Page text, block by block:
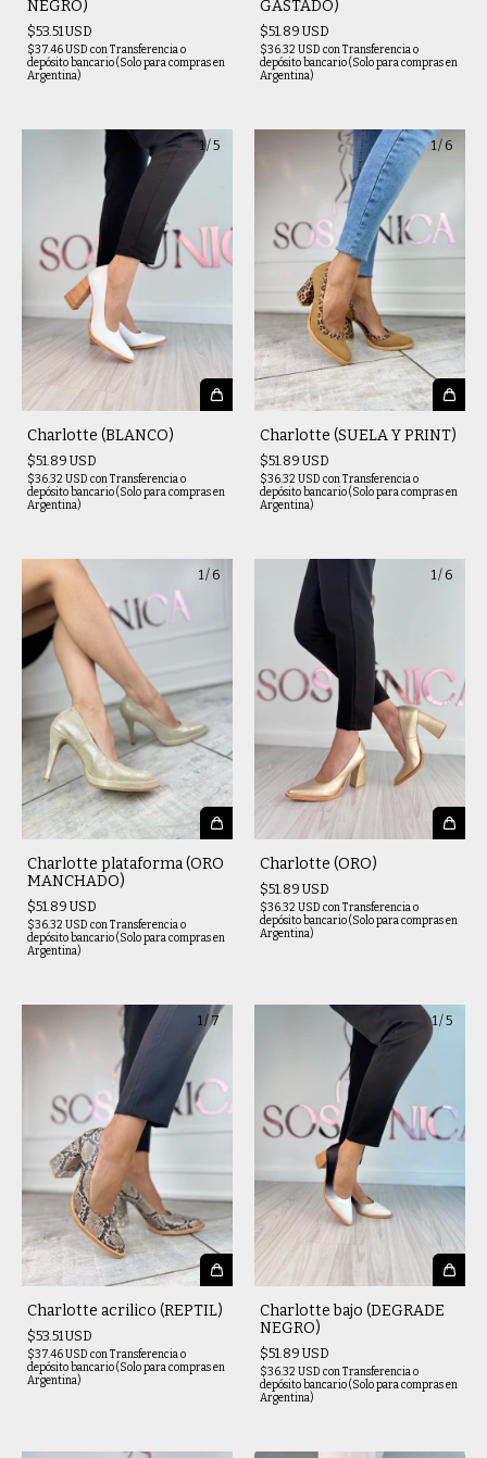
NEGRO)
$53.51 USD
$37.46 USD conTransferencia o
depósito bancario (Solo para compras en
Argentina)
GASTADO)
$51.89 USD
$36.32 USD conTransferencia o
depósito bancario (Solo para compras en
Argentina)
1/5
Charlotte (BLANCO)
$51.89 USD
$36.32 USD conTransferencia o
depósito bancario (Solo para compras en
Argentina)
1/ 6
Charlotte (SUELA Y PRINT)
$51.89 USD
$36.32 USD conTransferencia o
depósito bancario (Solo para compras en
Argentina)
1 / 6
Charlotte plataforma (ORO
MANCHADO)
$51.89 USD
$36.32 USD conTransferencia o
depósito bancario (Solo para compras en
Argentina)
1 / 6
Charlotte (ORO)
$51.89 USD
$36.32 USD conTransferencia o
depósito bancario (Solo para compras en
Argentina)
1/7
Charlotte acrilico (REPTIL)
$53.51 USD
$37.46 USD conTransferencia o
depósito bancario (Solo para compras en
Argentina)
1/5
Charlotte bajo (DEGRADE
NEGRO)
$51.89 USD
$36.32 USD conTransferencia o
depósito bancario (Solo para compras en
Argentina)